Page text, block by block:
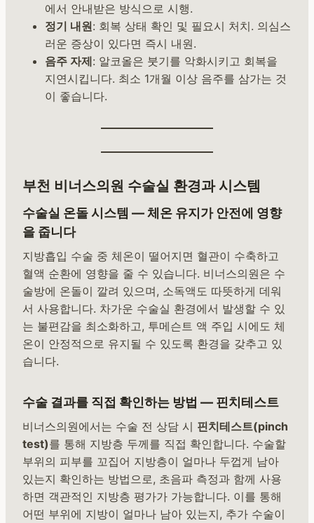
에서 안내받은 방식으로 시행.
정기 내원: 회복 상태 확인 및 필요시 처치. 의심스
러운 증상이 있다면 즉시 내원.
음주 자제: 알코올은 붓기를 악화시키고 회복을
지연시킵니다. 최소 1개월 이상 음주를 삼가는 것
이 좋습니다.
부천 비너스의원 수술실 환경과 시스템
수술실 온돌 시스템 — 체온 유지가 안전에 영향
을 줍니다
지방흡입 수술 중 체온이 떨어지면 혈관이 수축하고
혈액 순환에 영향을 줄 수 있습니다. 비너스의원은 수
술방에 온돌이 깔려 있으며, 소독액도 따뜻하게 데워
서 사용합니다. 차가운 수술실 환경에서 발생할 수 있
는 불편감을 최소화하고, 투메슨트 액 주입 시에도 체
온이 안정적으로 유지될 수 있도록 환경을 갖추고 있
습니다.
수술 결과를 직접 확인하는 방법 — 핀치테스트
비너스의원에서는 수술 전 상담 시 핀치테스트(pinch
test)를 통해 지방층 두께를 직접 확인합니다. 수술할
부위의 피부를 꼬집어 지방층이 얼마나 두껍게 남아
있는지 확인하는 방법으로, 초음파 측정과 함께 사용
하면 객관적인 지방층 평가가 가능합니다. 이를 통해
어떤 부위에 지방이 얼마나 남아 있는지, 추가 수술이